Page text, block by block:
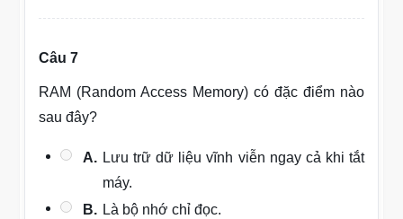
Câu 7
RAM (Random Access Memory) có đặc điểm nào
sau đây?
A. Lưu trữ dữ liệu vĩnh viễn ngay cả khi tắt
máy.
B. Là bộ nhớ chỉ đọc.